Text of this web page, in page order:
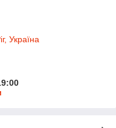
Україна